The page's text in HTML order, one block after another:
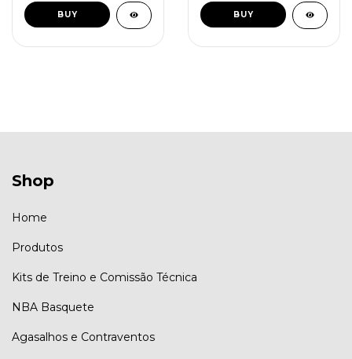
BUY BUY
Shop
Home
Produtos
Kits de Treino e Comissão Técnica
NBA Basquete
Agasalhos e Contraventos